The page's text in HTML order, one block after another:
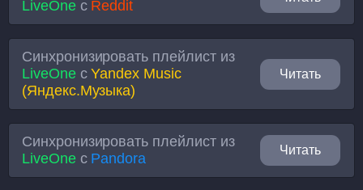
LiveOneс Reddit
Синхронизировать плейлист из
LiveOneсYandex Music
(Яндекс.Музыка)
Читать
Синхронизировать плейлист из
LiveOneс Pandora
Читать